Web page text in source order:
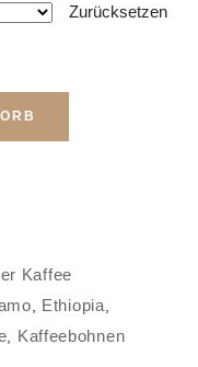
Zurücksetzen
Kaffee
Ethiopia
Kaffeebohnen